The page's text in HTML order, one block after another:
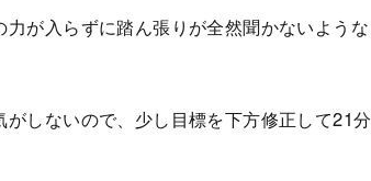
が入らずに踏ん張りが全然聞かないような
しないので、少し目標を下方修正して21分